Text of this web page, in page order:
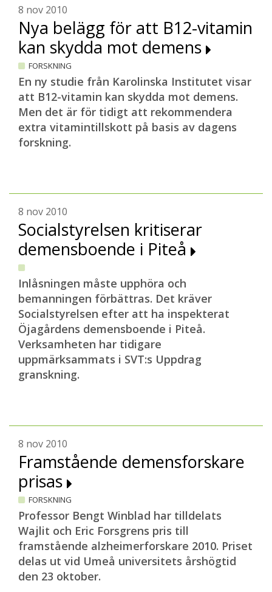
8 nov 2010
Nya belägg för att B12-vitamin
kan skydda mot demens
FORSKNING
En ny studie från Karolinska Institutet visar
att B12-vitamin kan skydda mot demens.
Men det är för tidigt att rekommendera
extra vitamintillskott på basis av dagens
forskning.
8 nov 2010
Socialstyrelsen kritiserar
demensboende i Piteå
Inlåsningen måste upphöra och
bemanningen förbättras. Det kräver
Socialstyrelsen efter att ha inspekterat
Öjagårdens demensboende i Piteå.
Verksamheten har tidigare
uppmärksammats i SVT:s Uppdrag
granskning.
8 nov 2010
Framstående demensforskare
prisas
FORSKNING
Professor Bengt Winblad har tilldelats
Wajlit och Eric Forsgrens pris till
framstående alzheimerforskare 2010. Priset
delas ut vid Umeå universitets årshögtid
den 23 oktober.